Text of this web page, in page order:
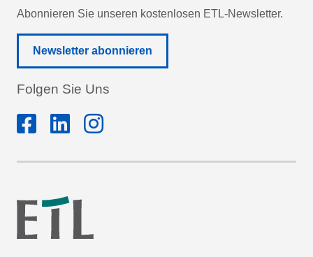
Abonnieren Sie unseren kostenlosen ETL-Newsletter.
Newsletter abonnieren
Folgen Sie Uns